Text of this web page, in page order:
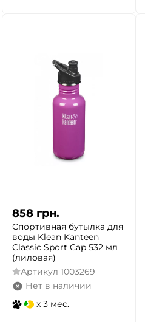
858 грн.
Спортивная бутылка для
воды Klean Kanteen
Classic Sport Cap 532 мл
(лиловая)
Артикул 1003269
Нет в наличии
x 3 мес.